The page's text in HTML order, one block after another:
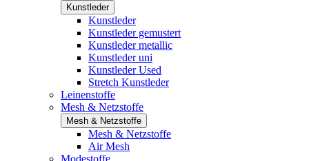
Kunstleder
Kunstleder
Kunstleder gemustert
Kunstleder metallic
Kunstleder uni
Kunstleder Used
Stretch Kunstleder
Leinenstoffe
Mesh & Netzstoffe
Mesh & Netzstoffe
Mesh & Netzstoffe
Air Mesh
Modestoffe